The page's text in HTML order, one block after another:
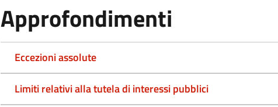
Approfondimenti
Eccezioni assolute
Limiti relativi alla tutela di interessi pubblici